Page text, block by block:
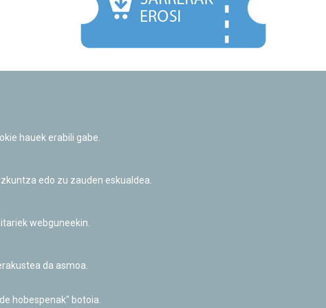
Informazio publikoa eskatzeko baimena
hauek erabili gabe.
edo zu zauden eskualdea.
webguneekin.
da asmoa.
hobespenak" botoia.